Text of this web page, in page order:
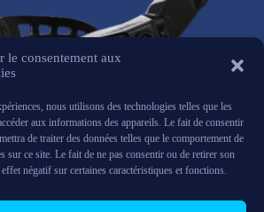
le consentement aux
nous utilisons des technologies telles que les
aux informations des appareils. Le fait de consentir
de traiter des données telles que le comportement de
sur ce site. Le fait de ne pas consentir ou de retirer son
négatif sur certaines caractéristiques et fonctions.